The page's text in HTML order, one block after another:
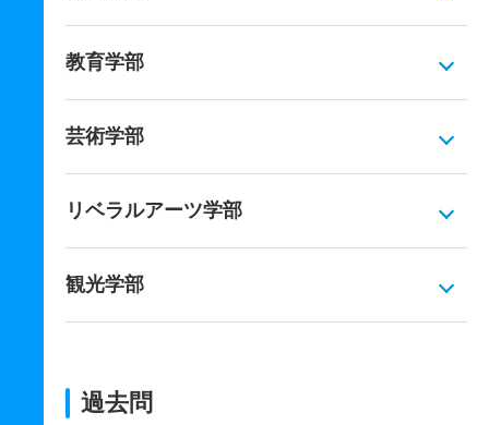
教育学部
芸術学部
リベラルアーツ学部
観光学部
過去問